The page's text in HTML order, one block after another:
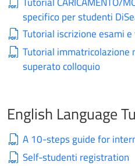
specifico per studenti
Tutorial iscrizione esami
Tutorial immatricolazione
superato colloquio
English Language
A 10-steps guide for
Self-studenti registration